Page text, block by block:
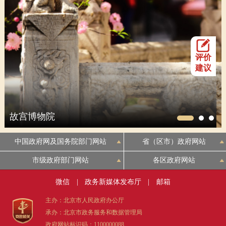
故宫博物院
评价
建议
中国政府网及国务院部门网站 省（区市）政府网站
市级政府部门网站 各区政府网站
微信 政务新媒体发布厅 邮箱
主办：北京市人民政府办公厅
承办：北京市政务服务和数据管理局
政府网站标识码：1100000088